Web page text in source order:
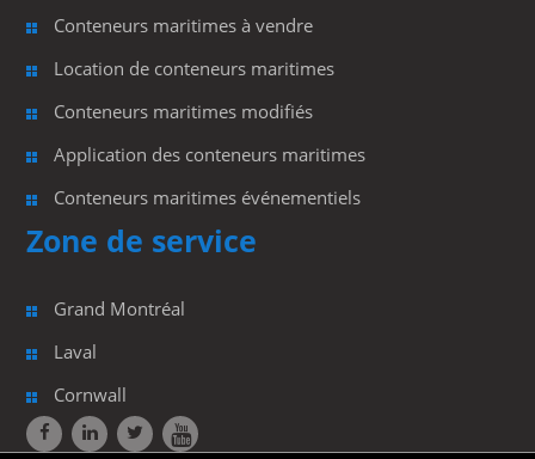
Conteneurs maritimes à vendre
Location de conteneurs maritimes
Conteneurs maritimes modifiés
Application des conteneurs maritimes
Conteneurs maritimes événementiels
Grand Montréal
Laval
Cornwall